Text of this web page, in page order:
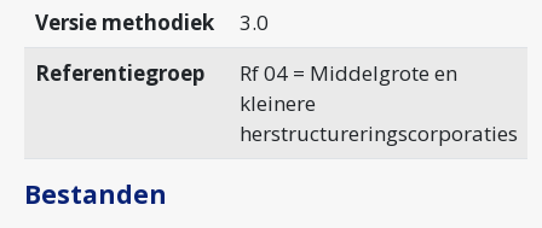
Versie methodiek
3.0
Referentiegroep
Rf 04 = Middelgrote en
kleinere
herstructureringscorporaties
Bestanden